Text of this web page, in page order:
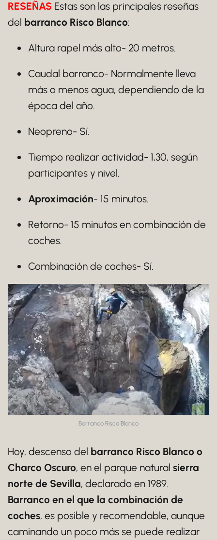
RESEÑAS Estas son las principales reseñas
del barranco Risco Blanco:
Altura rapel más alto- 20 metros.
Caudal barranco- Normalmente lleva
más o menos agua, dependiendo de la
época del año.
Neopreno- Sí.
Tiempo realizar actividad- 1,30, según
participantes y nivel.
Aproximación- 15 minutos.
Retorno- 15 minutos en combinación de
coches.
Combinación de coches- Sí.
Barranco Risco Blanco
Hoy, descenso del barranco Risco Blanco o
Charco Oscuro, en el parque natural sierra
norte de Sevilla, declarado en 1989.
Barranco en el que la combinación de
coches, es posible y recomendable, aunque
caminando un poco más se puede realizar